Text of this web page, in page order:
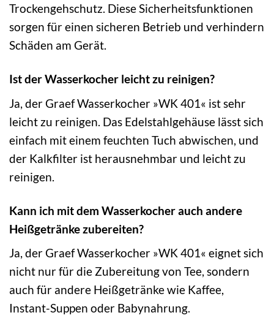
Trockengehschutz. Diese Sicherheitsfunktionen
sorgen für einen sicheren Betrieb und verhindern
Schäden am Gerät.
Ist der Wasserkocher leicht zu reinigen?
Ja, der Graef Wasserkocher »WK 401« ist sehr
leicht zu reinigen. Das Edelstahlgehäuse lässt sich
einfach mit einem feuchten Tuch abwischen, und
der Kalkfilter ist herausnehmbar und leicht zu
reinigen.
Kann ich mit dem Wasserkocher auch andere
Heißgetränke zubereiten?
Ja, der Graef Wasserkocher »WK 401« eignet sich
nicht nur für die Zubereitung von Tee, sondern
auch für andere Heißgetränke wie Kaffee,
Instant-Suppen oder Babynahrung.